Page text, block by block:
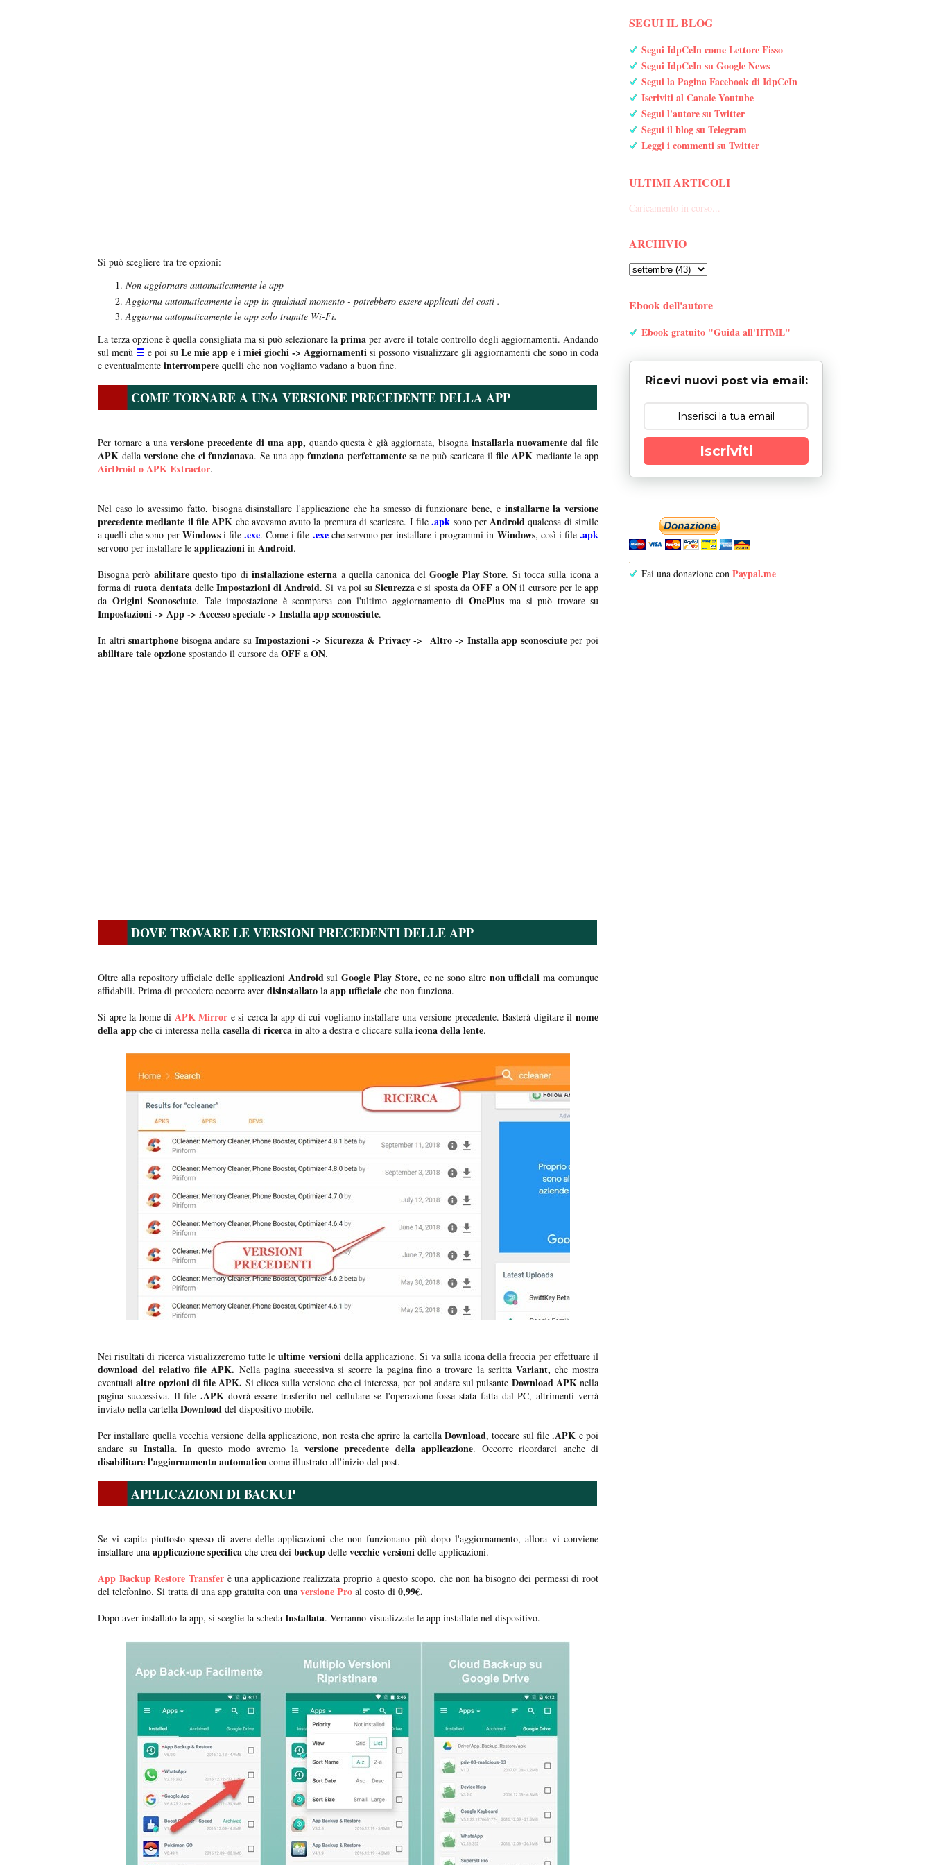
Si può scegliere tra tre opzioni:
Non aggiornare automaticamente le app
Aggiorna automaticamente le app in qualsiasi momento - potrebbero essere applicati dei costi .
Aggiorna automaticamente le app solo tramite Wi-Fi.
La terza opzione è quella consigliata ma si può selezionare la prima per avere il totale controllo degli aggiornamenti. Andando
sul menù ☰ e poi su Le mie app e i miei giochi -> Aggiornamenti si possono visualizzare gli aggiornamenti che sono in coda
e eventualmente interrompere quelli che non vogliamo vadano a buon fine.
COME TORNARE A UNA VERSIONE PRECEDENTE DELLA APP
Per tornare a unaversione precedente di una app, quando questa è già aggiornata, bisogna installarla nuovamente dal file
APK dellaversione che ci funzionava. Se una app funziona perfettamentese ne può scaricare ilfile APK mediante le app
AirDroid o APK Extractor.
Nel caso lo avessimo fatto, bisogna disinstallare l'applicazione che ha smesso di funzionare bene, einstallarne la versione
precedente mediante il file APK che avevamo avuto la premura di scaricare. I file .apk sono perAndroid qualcosa di simile
a quelli che sono per Windows i file.exe. Come i file .exeche servono per installare i programmi in Windows, così i file.apk
servono per installare le applicazioni in Android.
Bisogna però abilitarequesto tipo di installazione esterna a quella canonica del Google Play Store. Si tocca sulla icona a
forma diruota dentatadelle Impostazioni di Android. Si va poi suSicurezza e si sposta da OFFa ON il cursore per le app
da Origini Sconosciute. Tale impostazione è scomparsa con l'ultimo aggiornamento di OnePlusma si può trovare su
Impostazioni -> App -> Accesso speciale -> Installa app sconosciute.
In altrismartphone bisogna andare suImpostazioni -> Sicurezza & Privacy -> Altro -> Installa app sconosciuteper poi
abilitare tale opzione spostando il cursore da OFF a ON.
DOVE TROVARE LE VERSIONI PRECEDENTI DELLE APP
Oltre alla repository ufficiale delle applicazioniAndroidsulGoogle Play Store, ce ne sono altre non ufficiali ma comunque
affidabili. Prima di procedere occorre aver disinstallato la app ufficiale che non funziona.
Si apre la home di APK Mirror e si cerca la app di cui vogliamo installare una versione precedente. Basterà digitare ilnome
della app che ci interessa nella casella di ricerca in alto a destra e cliccare sulla icona della lente.
Nei risultati di ricerca visualizzeremo tutte leultime versionidella applicazione. Si va sulla icona della freccia per effettuare il
download del relativo file APK. Nella pagina successiva si scorre la pagina fino a trovare la scritta Variant, che mostra
eventualialtre opzioni di file APK. Si clicca sulla versione che ci interessa, per poi andare sul pulsante Download APKnella
pagina successiva. Il file .APK dovrà essere trasferito nel cellulare se l'operazione fosse stata fatta dal PC, altrimenti verrà
inviato nella cartella Download del dispositivo mobile.
Per installare quella vecchia versione della applicazione, non resta che aprire la cartellaDownload, toccare sul file.APK e poi
andare su Installa. In questo modo avremo la versione precedente della applicazione. Occorre ricordarci anche di
disabilitare l'aggiornamento automatico come illustrato all'inizio del post.
APPLICAZIONI DI BACKUP
Se vi capita piuttosto spesso di avere delle applicazioni che non funzionano più dopo l'aggiornamento, allora vi conviene
installare una applicazione specifica che crea dei backup delle vecchie versioni delle applicazioni.
App Backup Restore Transferè una applicazione realizzata proprio a questo scopo, che non ha bisogno dei permessi di root
del telefonino. Si tratta di una app gratuita con una versione Pro al costo di 0,99€.
Dopo aver installato la app, si sceglie la scheda Installata. Verranno visualizzate le app installate nel dispositivo.
SEGUI IL BLOG
Segui IdpCeIn come Lettore Fisso
Segui IdpCeIn su Google News
Segui la Pagina Facebook di IdpCeIn
Iscriviti al Canale Youtube
Segui l'autore su Twitter
Segui il blog su Telegram
Leggi i commenti su Twitter
ULTIMI ARTICOLI
Caricamento in corso...
ARCHIVIO
Ebook dell'autore
Ebook gratuito "Guida all'HTML"
Ricevi nuovi post via email:
Iscriviti
Fai una donazione con Paypal.me